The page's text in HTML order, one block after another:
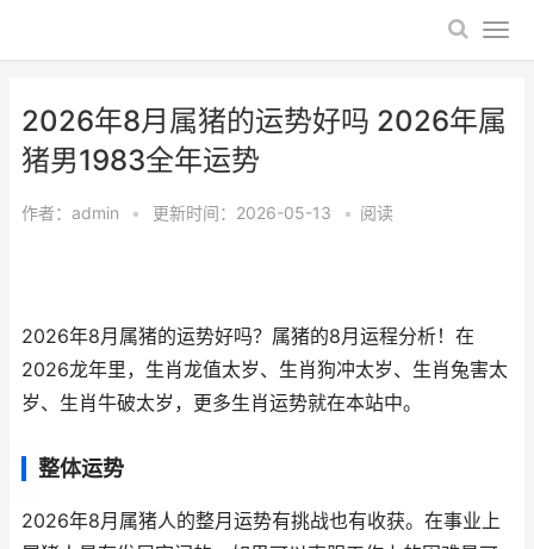
2026年8月属猪的运势好吗 2026年属
猪男1983全年运势
作者： admin • 更新时间：2026-05-13 • 阅读
2026年8月属猪的运势好吗？属猪的8月运程分析！在
2026龙年里，生肖龙值太岁、生肖狗冲太岁、生肖兔害太
岁、生肖牛破太岁，更多生肖运势就在本站中。
整体运势
2026年8月属猪人的整月运势有挑战也有收获。在事业上